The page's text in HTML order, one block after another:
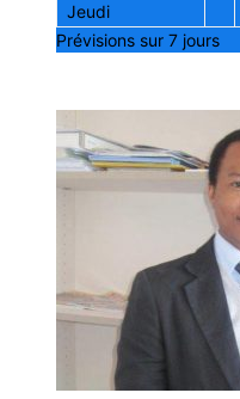
Jeudi
Prévisions sur 7 jours